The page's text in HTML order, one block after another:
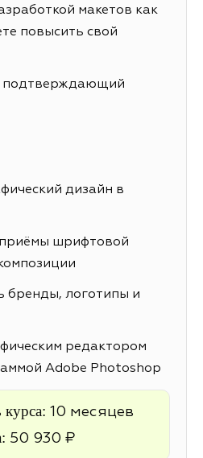
макетов как
повысить свой
подтверждающий
дизайн в
шрифтовой
бренды, логотипы и
редактором
Adobe Photoshop
курса: 10 месяцев
50 930 ₽